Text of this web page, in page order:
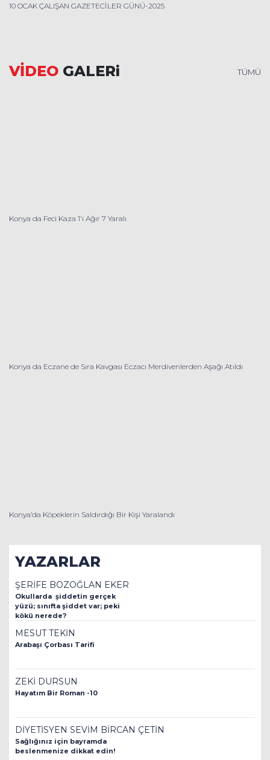
10 OCAK ÇALIŞAN GAZETECİLER GÜNÜ-2025
VİDEO GALERi TÜMÜ
Konya da Feci Kaza 1'i Ağır 7 Yaralı
Konya da Eczane de Sıra Kavgası Eczacı Merdivenlerden Aşağı Atıldı
Konya’da Köpeklerin Saldırdığı Bir Kişi Yaralandı
YAZARLAR
ŞERİFE BOZOĞLAN EKER
Okullarda şiddetin gerçek
yüzü; sınıfta şiddet var; peki
kökü nerede?
MESUT TEKİN
Arabaşı Çorbası Tarifi
ZEKİ DURSUN
Hayatım Bir Roman -10
DİYETİSYEN SEVİM BİRCAN ÇETİN
Sağlığınız için bayramda
beslenmenize dikkat edin!